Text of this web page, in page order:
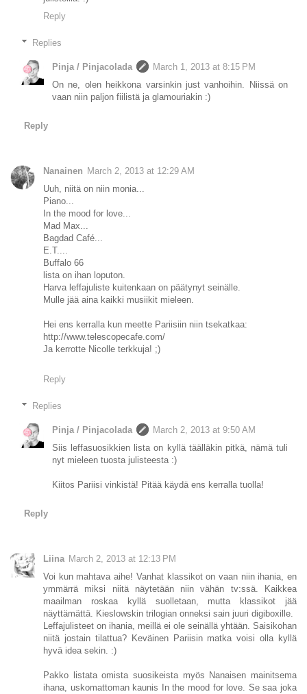
Reply
Replies
Pinja / Pinjacolada
March 1, 2013 at 8:15 PM
On ne, olen heikkona varsinkin just vanhoihin. Niissä on
vaan niin paljon fiilistä ja glamouriakin :)
Reply
Nanainen March 2, 2013 at 12:29 AM
Uuh, niitä on niin monia...
Piano...
In the mood for love...
Mad Max...
Bagdad Café...
E.T....
Buffalo 66
lista on ihan loputon.
Harva leffajuliste kuitenkaan on päätynyt seinälle.
Mulle jää aina kaikki musiikit mieleen.
Hei ens kerralla kun meette Pariisiin niin tsekatkaa:
http://www.telescopecafe.com/
Ja kerrotte Nicolle terkkuja! ;)
Reply
Replies
Pinja / Pinjacolada
March 2, 2013 at 9:50 AM
Siis leffasuosikkien lista on kyllä täälläkin pitkä, nämä tuli
nyt mieleen tuosta julisteesta :)
Kiitos Pariisi vinkistä! Pitää käydä ens kerralla tuolla!
Reply
Liina March 2, 2013 at 12:13 PM
Voi kun mahtava aihe! Vanhat klassikot on vaan niin ihania, en
ymmärrä miksi niitä näytetään niin vähän tv:ssä. Kaikkea
maailman roskaa kyllä suolletaan, mutta klassikot jää
näyttämättä. Kieslowskin trilogian onneksi sain juuri digiboxille.
Leffajulisteet on ihania, meillä ei ole seinällä yhtään. Saisikohan
niitä jostain tilattua? Keväinen Pariisin matka voisi olla kyllä
hyvä idea sekin. :)
Pakko listata omista suosikeista myös Nanaisen mainitsema
ihana, uskomattoman kaunis In the mood for love. Se saa joka